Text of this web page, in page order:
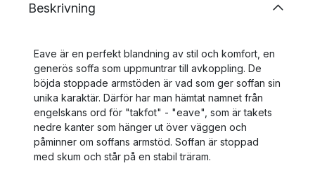
Beskrivning
Eave är en perfekt blandning av stil och komfort, en
generös soffa som uppmuntrar till avkoppling. De
böjda stoppade armstöden är vad som ger soffan sin
unika karaktär. Därför har man hämtat namnet från
engelskans ord för "takfot" - "eave", som är takets
nedre kanter som hänger ut över väggen och
påminner om soffans armstöd. Soffan är stoppad
med skum och står på en stabil träram.